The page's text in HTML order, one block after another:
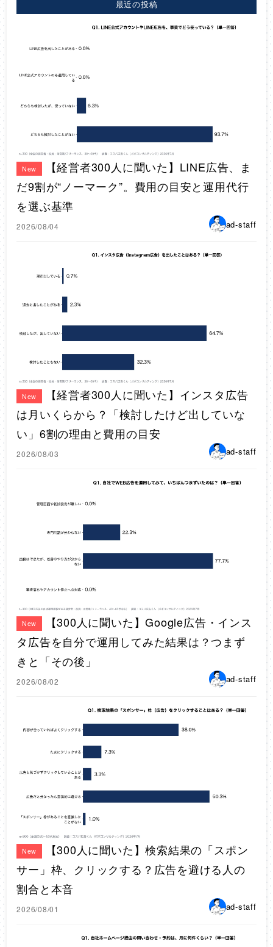
最近の投稿
New
【経営者300人に聞いた】LINE広告、ま
だ9割が“ノーマーク”。費用の目安と運用代行
を選ぶ基準
2026/08/04 ad-staff
New
【経営者300人に聞いた】インスタ広告
は月いくらから？「検討したけど出していな
い」6割の理由と費用の目安
2026/08/03 ad-staff
New
【300人に聞いた】Google広告・インス
タ広告を自分で運用してみた結果は？つまず
きと「その後」
2026/08/02 ad-staff
New
【300人に聞いた】検索結果の「スポン
サー」枠、クリックする？広告を避ける人の
割合と本音
2026/08/01 ad-staff